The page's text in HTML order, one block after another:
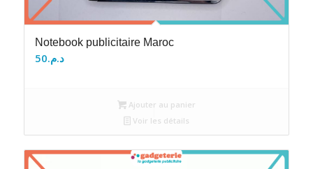
Notebook publicitaire Maroc
د.م.50
Ajouter au panier
Voir les détails